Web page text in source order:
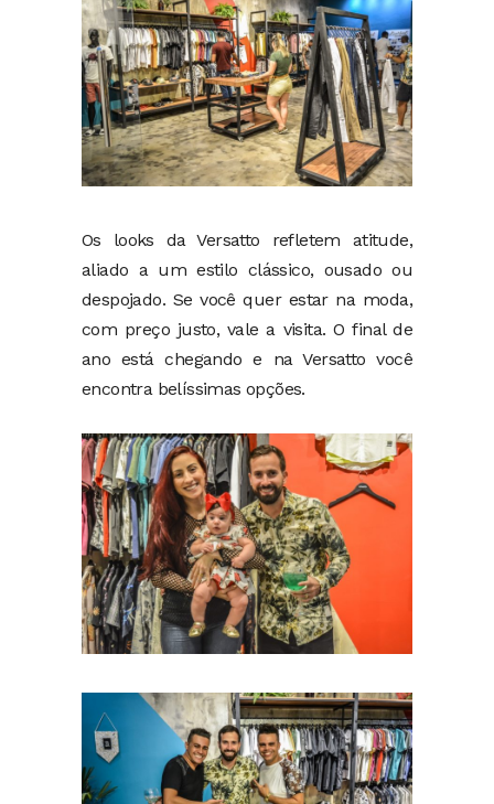
Os looks da Versatto refletem atitude,
aliado a um estilo clássico, ousado ou
despojado. Se você quer estar na moda,
com preço justo, vale a visita. O final de
ano está chegando e na Versatto você
encontra belíssimas opções.